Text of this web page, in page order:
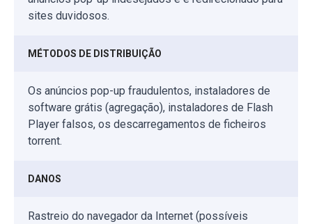
sites duvidosos.
MÉTODOS DE DISTRIBUIÇÃO
Os anúncios pop-up fraudulentos, instaladores de
software grátis (agregação), instaladores de Flash
Player falsos, os descarregamentos de ficheiros
torrent.
DANOS
Rastreio do navegador da Internet (possíveis